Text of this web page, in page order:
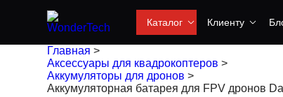
Каталог Клиенту
Главная >
Аксессуары для квадрокоптеров >
Аккумуляторы для дронов >
Аккумуляторная батарея для FPV дронов